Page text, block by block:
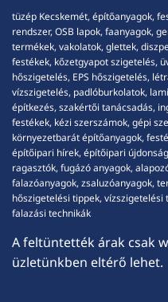
tüzép Kecskemét, építőanyagok,
rendszer, OSB lapok, faanyagok,
termékek, vakolatok, glettek,
festékek, kőzetgyapot szigetelés,
hőszigetelés, EPS hőszigetelés,
vízszigetelés, padlóburkolatok,
építkezés, szakértői tanácsadás,
festékek, kézi szerszámok, gépi
környezetbarát építőanyagok,
építőipari hírek, építőipari
ragasztók, fugázó anyagok,
falazóanyagok, zsaluzóanyagok,
hőszigetelési tippek,
falazási technikák
A feltüntették árak csak
üzletünkben eltérő lehet.